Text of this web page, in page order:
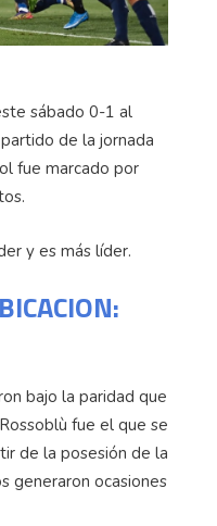
sábado 0-1 al
de la jornada
fue marcado por
y es más líder.
bajo la paridad que
fue el que se
de la posesión de la
generaron ocasiones